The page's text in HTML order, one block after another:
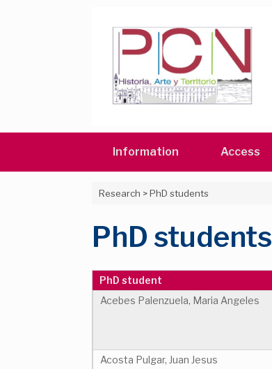
Information Access
Research >PhD students
PhD students
PhD student
Acebes Palenzuela, Maria Angeles
Acosta Pulgar, Juan Jesus